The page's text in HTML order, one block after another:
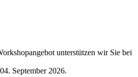
unterstützen wir Sie bei
September 2026.